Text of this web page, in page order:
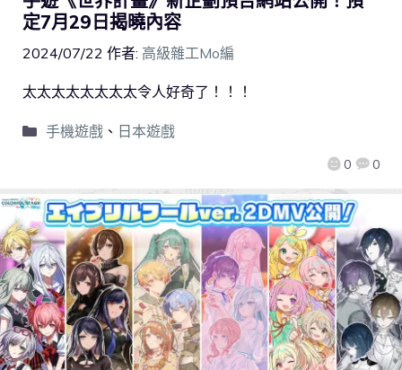
定7月29日揭曉內容
2024/07/22 作者: 高級雜工Mo編
0 0
太太太太太太太太令人好奇了！！！
手機遊戲、 日本遊戲